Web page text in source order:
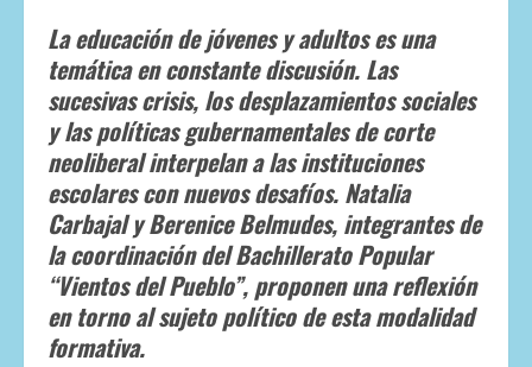
La educación de jóvenes y adultos es una
temática en constante discusión. Las
sucesivas crisis, los desplazamientos sociales
y las políticas gubernamentales de corte
neoliberal interpelan a las instituciones
escolares con nuevos desafíos. Natalia
Carbajal y Berenice Belmudes, integrantes de
la coordinación del Bachillerato Popular
“Vientos del Pueblo”, proponen una reflexión
en torno al sujeto político de esta modalidad
formativa.